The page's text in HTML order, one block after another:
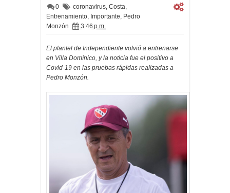
0 coronavirus, Costa,
Entrenamiento, Importante, Pedro
Monzón
3:46 p.m.
El plantel de Independiente volvió a entrenarse
en Villa Domínico, y la noticia fue el positivo a
Covid-19 en las pruebas rápidas realizadas a
Pedro Monzón.